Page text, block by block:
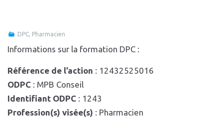
DPC, Pharmacien
Informations sur la formation DPC :
Référence de l’action : 12432525016
ODPC : MPB Conseil
Identifiant ODPC : 1243
Profession(s) visée(s) : Pharmacien